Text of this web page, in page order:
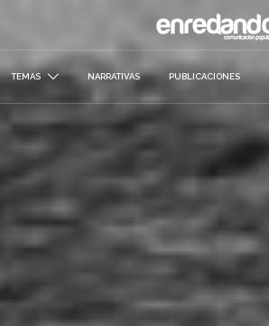
TEMAS NARRATIVAS PUBLICACIONES